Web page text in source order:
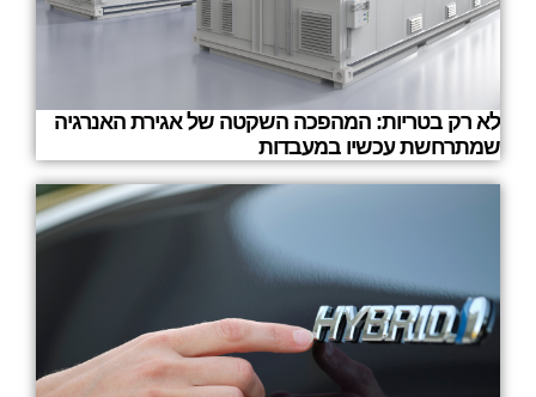
לא רק בטריות: המהפכה השקטה של אגירת האנרגיה
שמתרחשת עכשיו במעבדות